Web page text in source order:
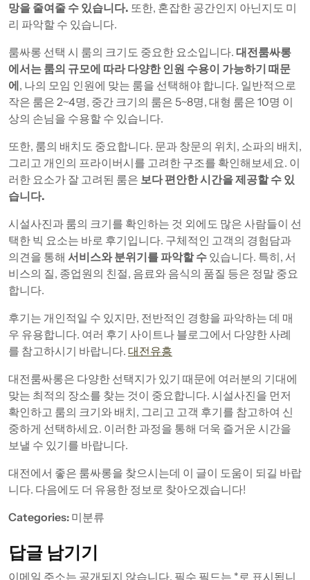
망을 줄여줄 수 있습니다. 또한, 혼잡한 공간인지 아닌지도 미
리 파악할 수 있습니다.
룸싸롱 선택 시 룸의 크기도 중요한 요소입니다. 대전룸싸롱
에서는 룸의 규모에 따라 다양한 인원 수용이 가능하기 때문
에, 나의 모임 인원에 맞는 룸을 선택해야 합니다. 일반적으로
작은 룸은 2~4명, 중간 크기의 룸은 5~8명, 대형 룸은 10명 이
상의 손님을 수용할 수 있습니다.
또한, 룸의 배치도 중요합니다. 문과 창문의 위치, 소파의 배치,
그리고 개인의 프라이버시를 고려한 구조를 확인해보세요. 이
러한 요소가 잘 고려된 룸은 보다 편안한 시간을 제공할 수 있
습니다.
시설사진과 룸의 크기를 확인하는 것 외에도 많은 사람들이 선
택한 빅 요소는 바로 후기입니다. 구체적인 고객의 경험담과
의견을 통해 서비스와 분위기를 파악할 수 있습니다. 특히, 서
비스의 질, 종업원의 친절, 음료와 음식의 품질 등은 정말 중요
합니다.
후기는 개인적일 수 있지만, 전반적인 경향을 파악하는 데 매
우 유용합니다. 여러 후기 사이트나 블로그에서 다양한 사례
를 참고하시기 바랍니다. 대전유흥
대전룸싸롱은 다양한 선택지가 있기 때문에 여러분의 기대에
맞는 최적의 장소를 찾는 것이 중요합니다. 시설사진을 먼저
확인하고 룸의 크기와 배치, 그리고 고객 후기를 참고하여 신
중하게 선택하세요. 이러한 과정을 통해 더욱 즐거운 시간을
보낼 수 있기를 바랍니다.
대전에서 좋은 룸싸롱을 찾으시는데 이 글이 도움이 되길 바랍
니다. 다음에도 더 유용한 정보로 찾아오겠습니다!
Categories: 미분류
답글 남기기
이메일 주소는 공개되지 않습니다. 필수 필드는 *로 표시됩니